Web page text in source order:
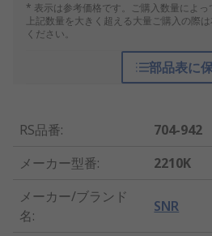
* 表示は参考価格です。ご購入数量によっ
上記数量を大きく超える大量ご購入の際
ください。
部品表に
RS品番:
704-942
メーカー型番:
2210K
メーカー/ブランド
名:
SNR